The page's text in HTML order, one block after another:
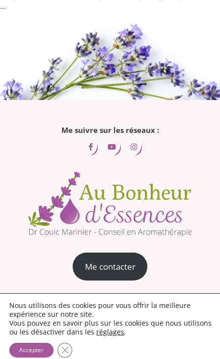
…
Me suivre sur les réseaux :
Me contacter
Mentions légales
Conditions générales de vente
Politique de confidentialité
Ce site et l’ensemble des conseils ne se substituent en aucun cas à une consultation
médicale, cette dernière permettant de poser un diagnostic sur une pathologie donnée et
Nous utilisons des cookies pour vous offrir la meilleure
expérience sur notre site.
Vous pouvez en savoir plus sur les cookies que nous utilisons
ou les désactiver dans les réglages.
Accepter Fermer la bannière des cookies GDPR